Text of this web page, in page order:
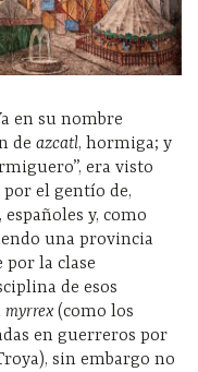
en su nombre
de azcatl, hormiga; y
era visto
el gentío de,
y, como
una provincia
por la clase
de esos
myrrex (como los
en guerreros por
sin embargo no